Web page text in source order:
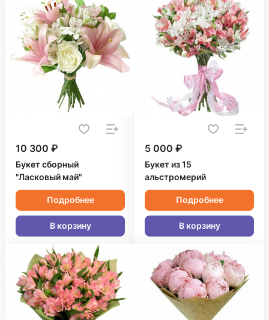
10 300 ₽
Букет сборный
"Ласковый май"
Подробнее
В корзину
5 000 ₽
Букет из 15
альстромерий
Подробнее
В корзину